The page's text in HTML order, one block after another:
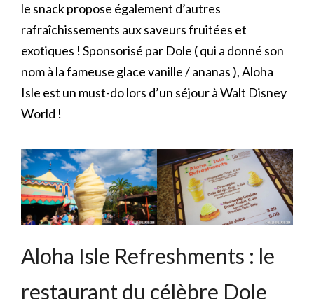
le snack propose également d’autres
rafraîchissements aux saveurs fruitées et
exotiques ! Sponsorisé par Dole ( qui a donné son
nom à la fameuse glace vanille / ananas ), Aloha
Isle est un must-do lors d’un séjour à Walt Disney
World !
Aloha Isle Refreshments : le
restaurant du célèbre Dole